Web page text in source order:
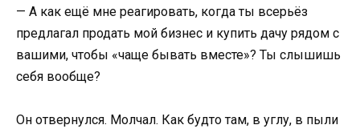
— А как ещё мне реагировать, когда ты всерьёз
предлагал продать мой бизнес и купить дачу рядом с
вашими, чтобы «чаще бывать вместе»? Ты слышишь
себя вообще?
Он отвернулся. Молчал. Как будто там, в углу, в пыли